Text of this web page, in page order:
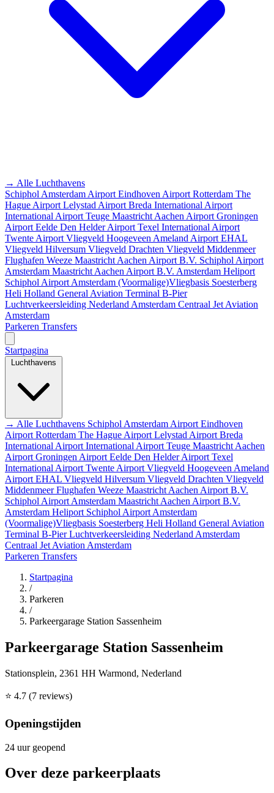
→ Alle Luchthavens
Schiphol Amsterdam Airport Eindhoven Airport Rotterdam The
Hague Airport Lelystad Airport Breda International Airport
International Airport Teuge Maastricht Aachen Airport Groningen
Airport Eelde Den Helder Airport Texel International Airport
Twente Airport Vliegveld Hoogeveen Ameland Airport EHAL
Vliegveld Hilversum Vliegveld Drachten Vliegveld Middenmeer
Flughafen Weeze Maastricht Aachen Airport B.V. Schiphol Airport
Amsterdam Maastricht Aachen Airport B.V. Amsterdam Heliport
Schiphol Airport Amsterdam (Voormalige)Vliegbasis Soesterberg
Heli Holland General Aviation Terminal B-Pier
Luchtverkeersleiding Nederland Amsterdam Centraal Jet Aviation
Amsterdam
Parkeren Transfers
Startpagina
Luchthavens
→ Alle Luchthavens Schiphol Amsterdam Airport Eindhoven
Airport Rotterdam The Hague Airport Lelystad Airport Breda
International Airport International Airport Teuge Maastricht Aachen
Airport Groningen Airport Eelde Den Helder Airport Texel
International Airport Twente Airport Vliegveld Hoogeveen Ameland
Airport EHAL Vliegveld Hilversum Vliegveld Drachten Vliegveld
MiddenmeerFlughafen Weeze Maastricht Aachen Airport B.V.
Schiphol Airport Amsterdam Maastricht Aachen Airport B.V.
Amsterdam Heliport Schiphol Airport Amsterdam
(Voormalige)Vliegbasis Soesterberg Heli Holland General Aviation
Terminal B-PierLuchtverkeersleiding Nederland Amsterdam
Centraal Jet Aviation Amsterdam
Parkeren Transfers
Startpagina
/
Parkeren
/
Parkeergarage Station Sassenheim
Parkeergarage Station Sassenheim
Stationsplein, 2361 HH Warmond, Nederland
⭐ 4.7 (7 reviews)
Openingstijden
24 uur geopend
Over deze parkeerplaats